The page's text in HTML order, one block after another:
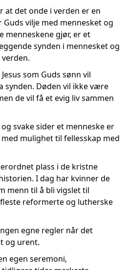
det onde i verden er en
vilje med mennesket og
menneskene gjør, er et
synden i mennesket og
som Guds sønn vil
synden. Døden vil ikke være
de vil få et evig liv sammen
svake sider et menneske er
mulighet til fellesskap med
plass i de kristne
I dag har kvinner de
menn til å bli vigslet til
reformerte og lutherske
egne regler når det
og urent.
egen seremoni,